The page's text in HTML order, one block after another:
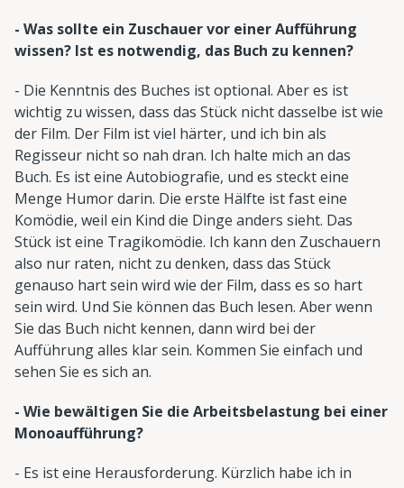
- Was sollte ein Zuschauer vor einer Aufführung
wissen? Ist es notwendig, das Buch zu kennen?
- Die Kenntnis des Buches ist optional. Aber es ist
wichtig zu wissen, dass das Stück nicht dasselbe ist wie
der Film. Der Film ist viel härter, und ich bin als
Regisseur nicht so nah dran. Ich halte mich an das
Buch. Es ist eine Autobiografie, und es steckt eine
Menge Humor darin. Die erste Hälfte ist fast eine
Komödie, weil ein Kind die Dinge anders sieht. Das
Stück ist eine Tragikomödie. Ich kann den Zuschauern
also nur raten, nicht zu denken, dass das Stück
genauso hart sein wird wie der Film, dass es so hart
sein wird. Und Sie können das Buch lesen. Aber wenn
Sie das Buch nicht kennen, dann wird bei der
Aufführung alles klar sein. Kommen Sie einfach und
sehen Sie es sich an.
- Wie bewältigen Sie die Arbeitsbelastung bei einer
Monoaufführung?
- Es ist eine Herausforderung. Kürzlich habe ich in